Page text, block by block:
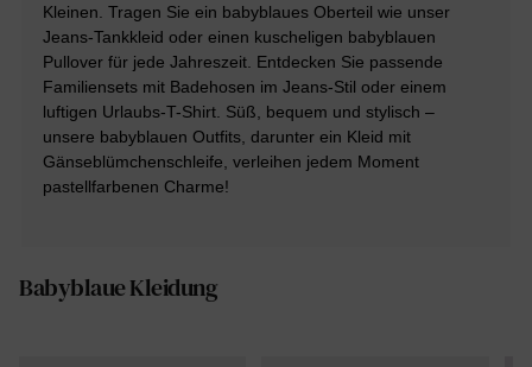
Kleinen. Tragen Sie ein babyblaues Oberteil wie unser
Jeans-Tankkleid oder einen kuscheligen babyblauen
Pullover für jede Jahreszeit. Entdecken Sie passende
Familiensets mit Badehosen im Jeans-Stil oder einem
luftigen Urlaubs-T-Shirt. Süß, bequem und stylisch –
unsere babyblauen Outfits, darunter ein Kleid mit
Gänseblümchenschleife, verleihen jedem Moment
pastellfarbenen Charme!
Babyblaue Kleidung